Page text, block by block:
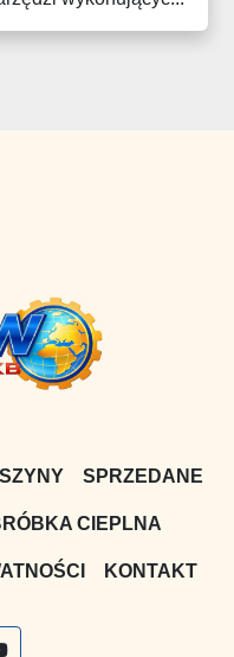
SPRZEDANE
CIEPLNA
KONTAKT